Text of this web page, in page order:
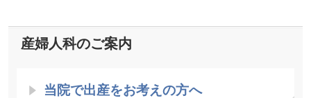
産婦人科のご案内
当院で出産をお考えの方へ